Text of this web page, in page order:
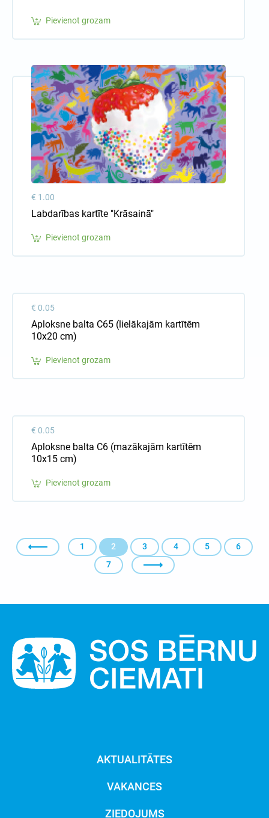
Pievienot grozam
€ 1.00
Labdarības kartīte "Krāsainā"
Pievienot grozam
€ 0.05
Aploksne balta C65 (lielākajām kartītēm
10x20 cm)
Pievienot grozam
€ 0.05
Aploksne balta C6 (mazākajām kartītēm
10x15 cm)
Pievienot grozam
1 2 3 4 5
6
7
AKTUALITĀTES
VAKANCES
ZIEDOJUMS